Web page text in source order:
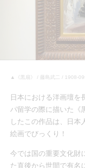
▲《黒扇》 / 藤島武二 / 1908-09
日本における洋画壇を
パ留学の際に描いた《
したこの作品は、日本
絵画でびっくり！
今では国の重要文化財
た直後から世間で有名